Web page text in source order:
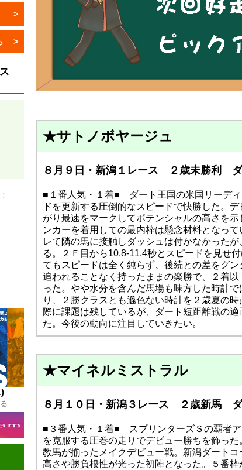
★サトノボヤージュ
８月９日・新潟１レース ２歳未勝利 ダ
■１番人気・１着■ ダート王国の米国リーデ
ドを更新する圧倒的なスピードで快勝した。
がり最速をマークしてポテンシャルの高さを
ンカーを着用しての最内枠は懸念材料となっ
レて隣の馬に接触しダッシュは付かなかった
る。２Ｆ目から10.8-11.4秒とスピードを見せ
てもスピードは全く鈍らず、後続との差をグ
追われることなく持ったままの楽勝で、２着
った。やや水分を含んだ馬場も味方した時計
り、２勝クラスとも遜色ない時計を２歳夏の
際に課題は残しているが、ダート短距離戦の
た。今後の動向に注目していきたい。
★マイネルミストラル
８月１０日・新潟３レース ２歳新馬 ダ
■３番人気・１着■ スプリンターズＳの覇者
を克服する圧巻の走りでデビュー勝ちを飾っ
教馬が揃ったメイクデビュー戦。新潟ダート
高さや勝負根性が光った初陣となった。５番